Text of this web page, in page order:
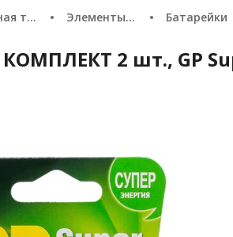
Элементы питания Батарейки
2 шт., GP